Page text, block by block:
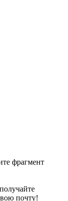
фрагмент
почту!